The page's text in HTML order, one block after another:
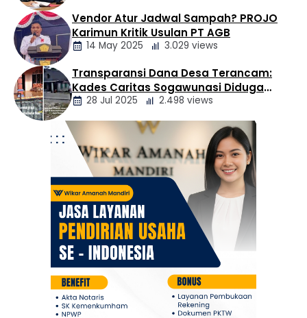
Berita
Daerah
Berita
Daerah
Vendor Atur Jadwal Sampah? PROJO
Karimun Kritik Usulan PT AGB
14 May 2025 3.029 views
Daerah
Transparansi Dana Desa Terancam:
Kades Caritas Sogawunasi Diduga
Gelapkan Bantuan untuk Warga
28 Jul 2025 2.498 views